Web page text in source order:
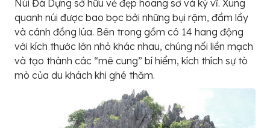
Núi Đá Dựng sở hữu vẻ đẹp hoang sơ và kỳ vĩ. Xung
quanh núi được bao bọc bởi những bụi rậm, đầm lầy
và cánh đồng lúa. Bên trong gồm có 14 hang động
với kích thước lớn nhỏ khác nhau, chúng nối liền mạch
và tạo thành các “mê cung” bí hiểm, kích thích sự tò
mò của du khách khi ghé thăm.